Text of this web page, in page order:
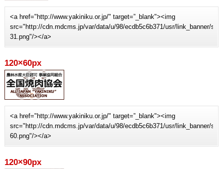
<a href="http://www.yakiniku.or.jp/" target=”_blank"><img
src="http://cdn.mdcms.jp/var/data/u/98/ecdb5c6b371/usr/link_banner/
31.png"/></a>
120×60px
<a href="http://www.yakiniku.or.jp/" target=”_blank"><img
src="http://cdn.mdcms.jp/var/data/u/98/ecdb5c6b371/usr/link_banner/
60.png"/></a>
120×90px